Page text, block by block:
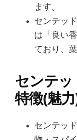
ます。
センテッ
は「良い
ており、
センテッ
特徴(魅
センテッ